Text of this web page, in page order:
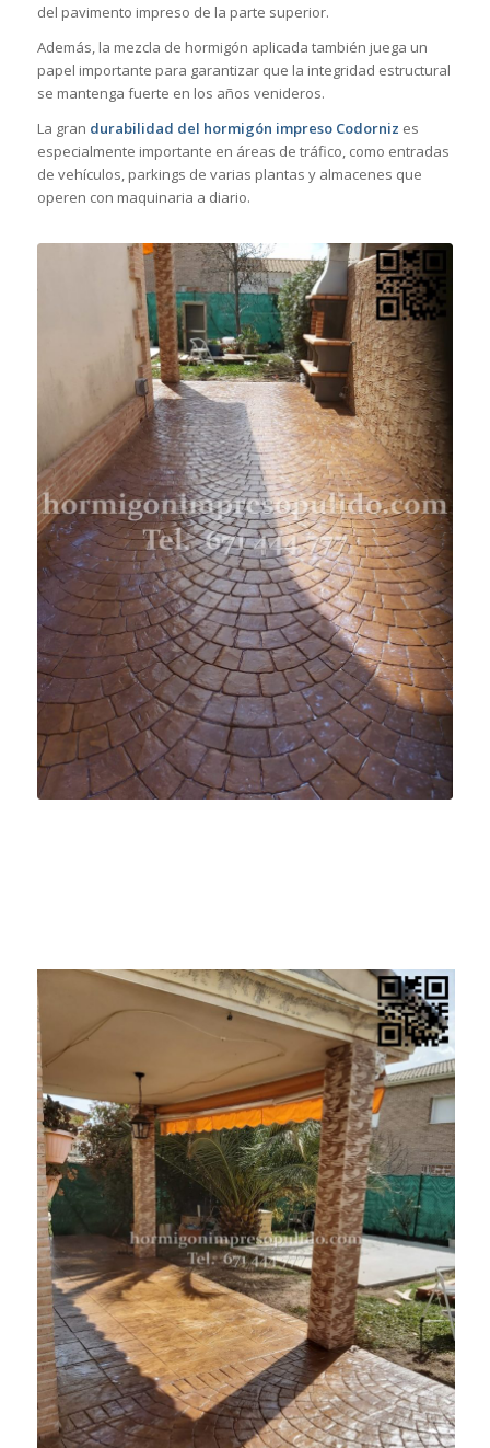
del pavimento impreso de la parte superior.
Además, la mezcla de hormigón aplicada también juega un
papel importante para garantizar que la integridad estructural
se mantenga fuerte en los años venideros.
La gran durabilidad del hormigón impreso Codorniz es
especialmente importante en áreas de tráfico, como entradas
de vehículos, parkings de varias plantas y almacenes que
operen con maquinaria a diario.